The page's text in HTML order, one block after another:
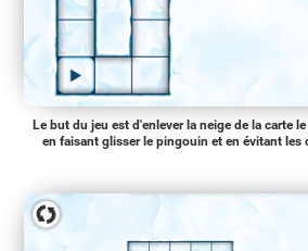
Le but du jeu est d'enlever la neige de la carte
en faisant glisser le pingouin et en évitant les